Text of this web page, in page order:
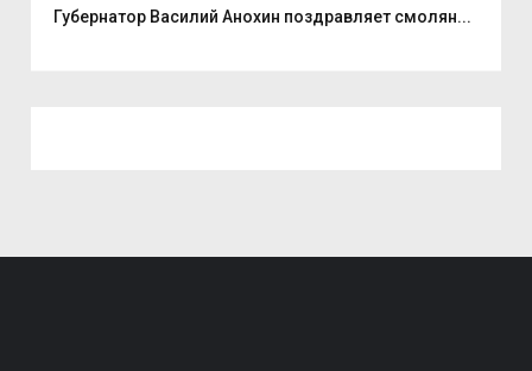
Губернатор Василий Анохин поздравляет смолян...